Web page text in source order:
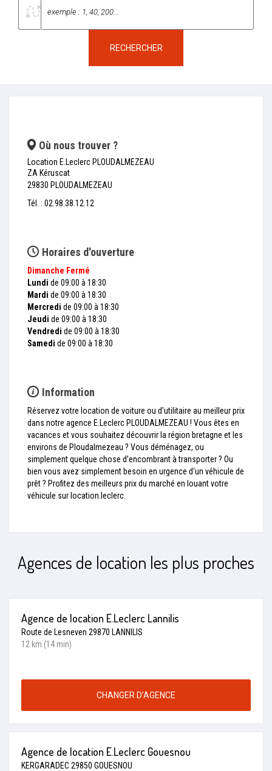
RECHERCHER
Où nous trouver ?
Location E.Leclerc PLOUDALMEZEAU
ZA Kéruscat
29830 PLOUDALMEZEAU
Tél. : 02.98.38.12.12
Horaires d'ouverture
Dimanche Fermé
Lundi de 09:00 à 18:30
Mardi de 09:00 à 18:30
Mercredi de 09:00 à 18:30
Jeudi de 09:00 à 18:30
Vendredi de 09:00 à 18:30
Samedi de 09:00 à 18:30
Information
Réservez votre location de voiture ou d'utilitaire au meilleur prix
dans notre agence E.Leclerc PLOUDALMEZEAU ! Vous êtes en
vacances et vous souhaitez découvrir la région bretagne et les
environs de Ploudalmezeau ? Vous déménagez, ou
simplement quelque chose d’encombrant à transporter ? Ou
bien vous avez simplement besoin en urgence d'un véhicule de
prêt ? Profitez des meilleurs prix du marché en louant votre
véhicule sur location.leclerc.
Agences de location les plus proches
Agence de location E.Leclerc Lannilis
Route de Lesneven 29870 LANNILIS
12 km (14 min)
CHANGER D’AGENCE
Agence de location E.Leclerc Gouesnou
KERGARADEC 29850 GOUESNOU